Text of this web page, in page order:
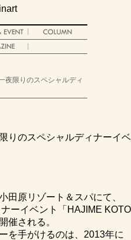
夜限りのスペシャルディ
りのスペシャルディナーイベ
田原リゾート＆スパにて、
ーイベント「HAJIME KOTO
催される。
を手がけるのは、2013年に